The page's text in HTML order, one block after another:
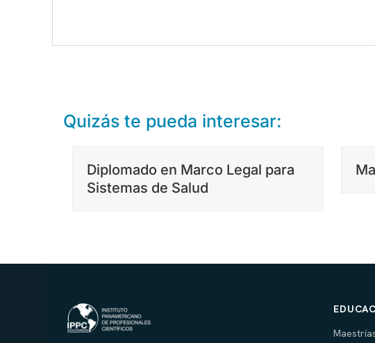
Quizás te pueda interesar:
Diplomado en Marco Legal para
Sistemas de Salud